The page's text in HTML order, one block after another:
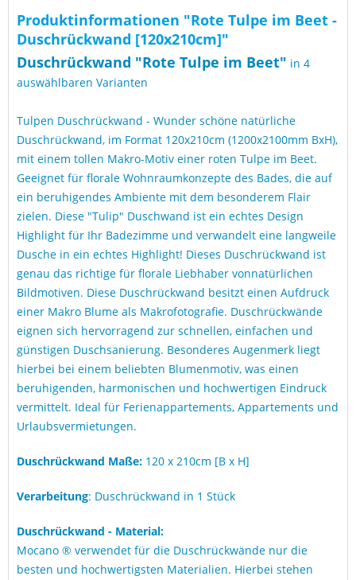
Produktinformationen "Rote Tulpe im Beet -
Duschrückwand [120x210cm]"
Duschrückwand "Rote Tulpe im Beet" in 4
auswählbaren Varianten
Tulpen Duschrückwand - Wunder schöne natürliche
Duschrückwand, im Format 120x210cm (1200x2100mm BxH),
mit einem tollen Makro-Motiv einer roten Tulpe im Beet.
Geeignet für florale Wohnraumkonzepte des Bades, die auf
ein beruhigendes Ambiente mit dem besonderem Flair
zielen. Diese "Tulip" Duschwand ist ein echtes Design
Highlight für Ihr Badezimme und verwandelt eine langweile
Dusche in ein echtes Highlight! Dieses Duschrückwand ist
genau das richtige für florale Liebhaber vonnatürlichen
Bildmotiven. Diese Duschrückwand besitzt einen Aufdruck
einer Makro Blume als Makrofotografie. Duschrückwände
eignen sich hervorragend zur schnellen, einfachen und
günstigen Duschsanierung. Besonderes Augenmerk liegt
hierbei bei einem beliebten Blumenmotiv, was einen
beruhigenden, harmonischen und hochwertigen Eindruck
vermittelt. Ideal für Ferienappartements, Appartements und
Urlaubsvermietungen.
Duschrückwand Maße: 120 x 210cm [B x H]
Verarbeitung: Duschrückwand in 1 Stück
Duschrückwand - Material:
Mocano ® verwendet für die Duschrückwände nur die
besten und hochwertigsten Materialien. Hierbei stehen